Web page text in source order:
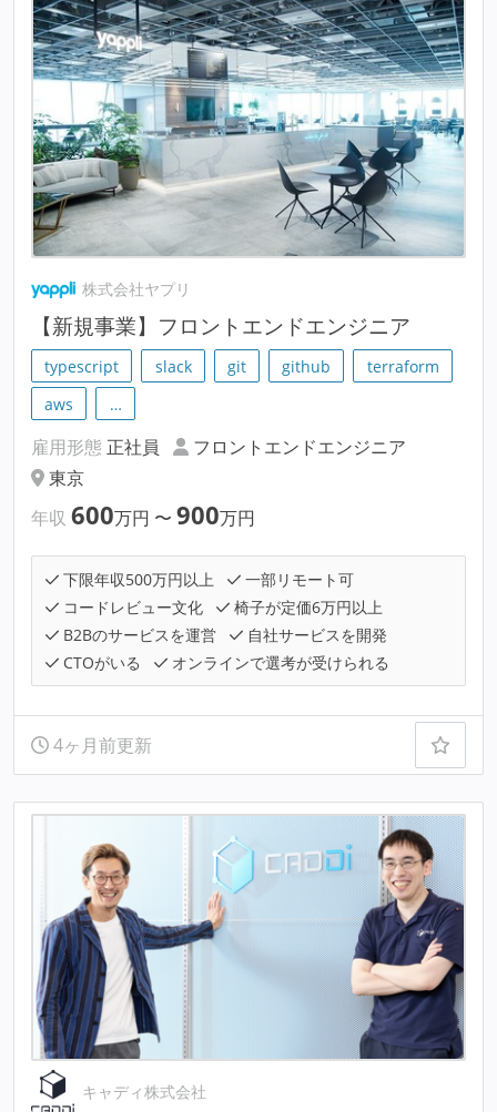
株式会社ヤプリ
【新規事業】フロントエンドエンジニア
typescript slack git github
terraform
aws
…
雇用形態 正社員
フロントエンドエンジニア
東京
年収 600万円 〜 900万円
下限年収500万円以上
一部リモート可
コードレビュー文化
椅子が定価6万円以上
B2Bのサービスを運営
自社サービスを開発
CTOがいる
オンラインで選考が受けられる
4ヶ月前更新
キャディ株式会社